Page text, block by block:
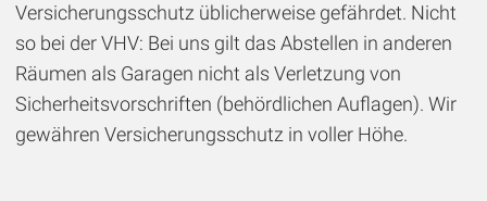
Versicherungsschutz üblicherweise gefährdet. Nicht
so bei der VHV: Bei uns gilt das Abstellen in anderen
Räumen als Garagen nicht als Verletzung von
Sicherheitsvorschriften (behördlichen Auflagen). Wir
gewähren Versicherungsschutz in voller Höhe.